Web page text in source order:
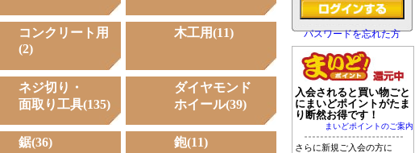
コンクリート用
(2)
木工用(11)
ネジ切り・
面取り工具(135)
ダイヤモンド
ホイール(39)
鋸(36) 鉋(11)
パスワードを忘れた方
入会されると買い物ごと
にまいどポイントがたま
り断然お得です！
まいどポイントのご案内
さらに新規ご入会の方に